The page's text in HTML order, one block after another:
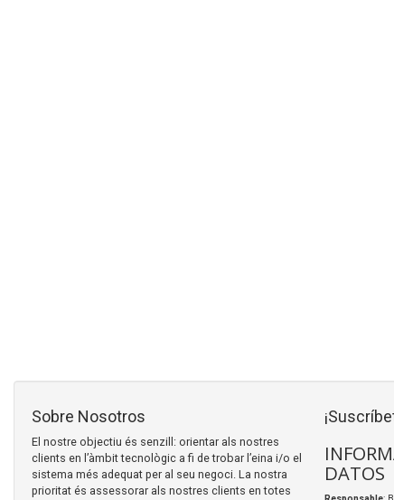
Sobre Nosotros
El nostre objectiu és senzill: orientar als nostres
clients en l’àmbit tecnològic a fi de trobar l’eina i/o el
sistema més adequat per al seu negoci. La nostra
prioritat és assessorar als nostres clients en totes
DATOS